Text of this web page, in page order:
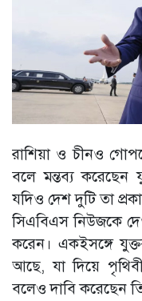
রাশিয়া ও চীনও
বলে মন্তব্য করেছেন
যদিও দেশ দুটি তা
সিএবিএস নিউজকে
করেন। একইসঙ্গে
আছে, যা দিয়ে
বলেও দাবি করেছেন